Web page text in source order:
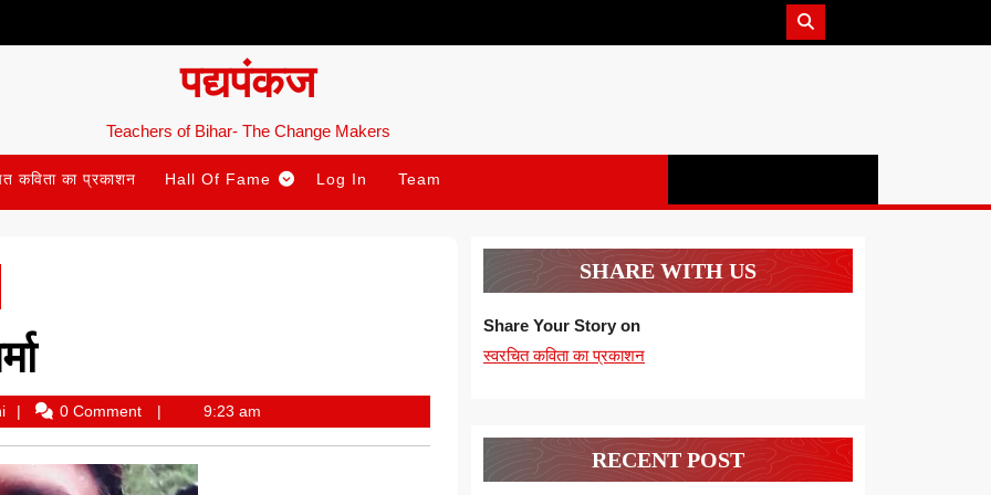
पद्यपंकज
Teachers of Bihar- The Change Makers
कविता का प्रकाशन Hall Of Fame Log In Team
Anupama
Priyadarshini
0 Comment 9:23 am
SHARE WITH US
Share Your Story on
स्वरचित कविता का प्रकाशन
RECENT POST